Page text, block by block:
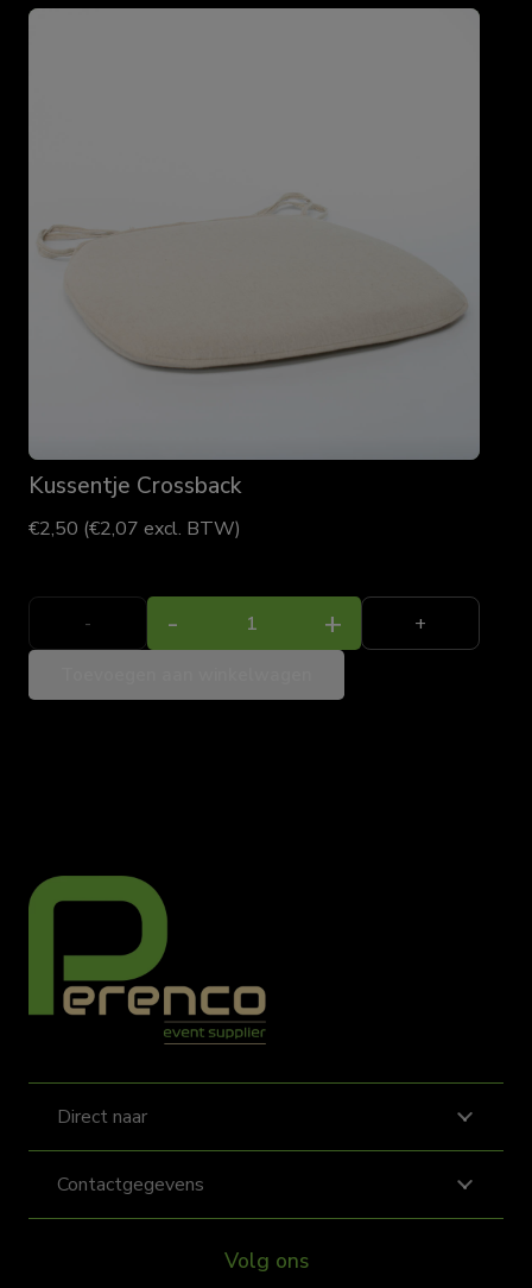
Kussentje Crossback
€2,50 (€2,07 excl. BTW)
Crossback
- +
Direct naar
Contactgegevens
Volg ons